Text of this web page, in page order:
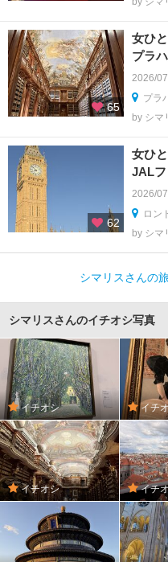
65
女ひ
プラ
2026/
プラ
by シマ
62
女ひ
JALフ
2026/
ロン
by シマ
シマリスさんの
シマリスさんのイチオシ写真
イチオシ イチ
イチオシ イチ